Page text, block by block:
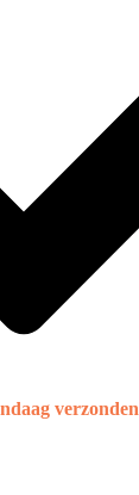
verzonden